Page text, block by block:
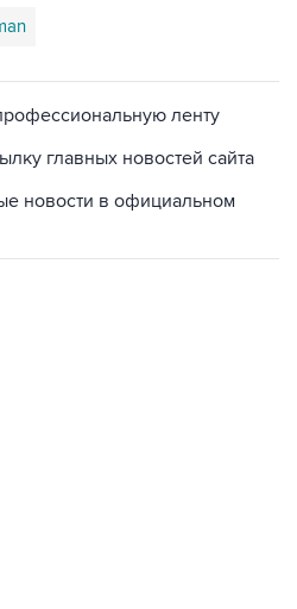
ленту
главных новостей сайта
новости в официальном